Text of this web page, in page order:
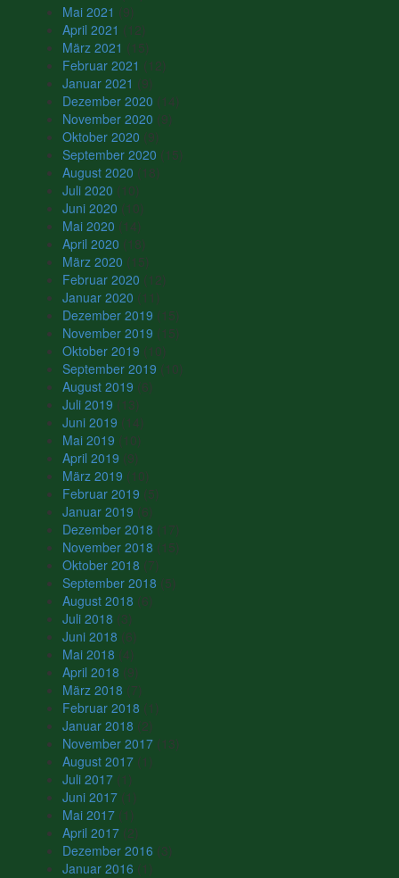
Mai 2021 (9)
April 2021 (12)
März 2021 (15)
Februar 2021 (12)
Januar 2021 (9)
Dezember 2020 (14)
November 2020 (9)
Oktober 2020 (9)
September 2020 (15)
August 2020 (18)
Juli 2020 (10)
Juni 2020 (10)
Mai 2020 (14)
April 2020 (18)
März 2020 (15)
Februar 2020 (12)
Januar 2020 (11)
Dezember 2019 (15)
November 2019 (15)
Oktober 2019 (10)
September 2019 (10)
August 2019 (6)
Juli 2019 (13)
Juni 2019 (14)
Mai 2019 (10)
April 2019 (9)
März 2019 (10)
Februar 2019 (5)
Januar 2019 (6)
Dezember 2018 (17)
November 2018 (15)
Oktober 2018 (7)
September 2018 (5)
August 2018 (6)
Juli 2018 (3)
Juni 2018 (6)
Mai 2018 (4)
April 2018 (9)
März 2018 (7)
Februar 2018 (1)
Januar 2018 (2)
November 2017 (13)
August 2017 (1)
Juli 2017 (1)
Juni 2017 (1)
Mai 2017 (1)
April 2017 (2)
Dezember 2016 (3)
Januar 2016 (1)